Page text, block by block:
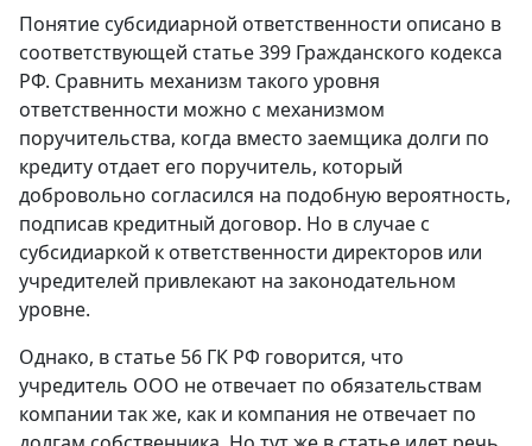
Понятие субсидиарной ответственности описано в
соответствующей статье 399 Гражданского кодекса
РФ. Сравнить механизм такого уровня
ответственности можно с механизмом
поручительства, когда вместо заемщика долги по
кредиту отдает его поручитель, который
добровольно согласился на подобную вероятность,
подписав кредитный договор. Но в случае с
субсидиаркой к ответственности директоров или
учредителей привлекают на законодательном
уровне.
Однако, в статье 56 ГК РФ говорится, что
учредитель ООО не отвечает по обязательствам
компании так же, как и компания не отвечает по